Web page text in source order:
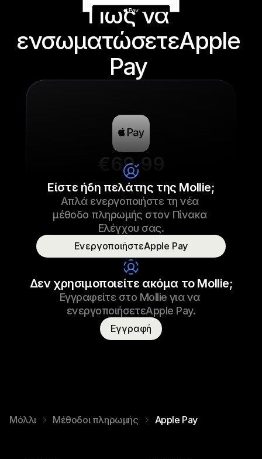
Πώς να
ενσωματώσετεApple
Pay
€69,99
Laces για αθλητικά παπούτσια
Laces για αθλητικά παπούτσια
23/09/2022 17:29 €69,99
Πληρωμένο
Όνομα καταναλωτή Τ. Οττερ
Είστε ήδη πελάτης της Mollie;
Απλά ενεργοποιήστε τη νέα
μέθοδο πληρωμής στον Πίνακα
Ελέγχου σας.
ΕνεργοποιήστεApple Pay
Δεν χρησιμοποιείτε ακόμα το Mollie;
Εγγραφείτε στο Mollie για να
ενεργοποιήσετεApple Pay.
Εγγραφή
Μόλλι Μέθοδοι πληρωμής Apple Pay